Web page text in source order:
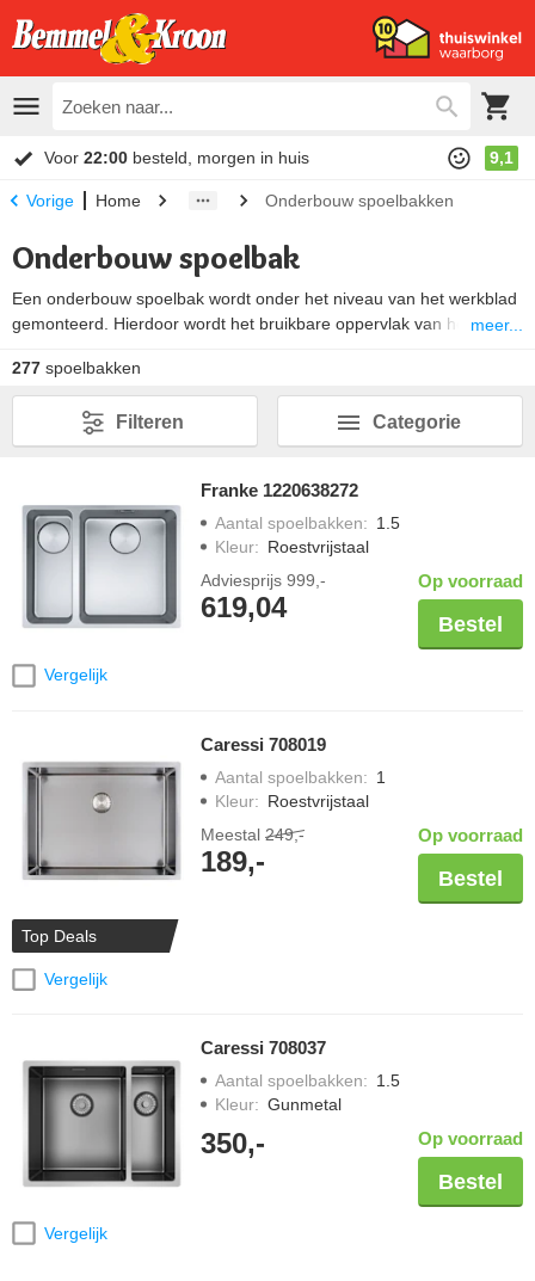
Voor 22:00 besteld, morgen in huis 9,1
Vorige Home Onderbouw spoelbakken
Onderbouw spoelbak
Een onderbouw spoelbak wordt onder het niveau van het werkblad
gemonteerd. Hierdoor wordt het bruikbare oppervlak van het
gemaakt wordt de spoelbak onder de uitsparing vastgelijmd. Dat
maakt dat het werkblad gemakkelijk schoon te maken is.
Onderbouw spoelbakken worden vooral toegepast bij granieten,
hout en volkunststof werkbladen.
meer...
277 spoelbakken
Categorie
Filteren
Vergelijk
Franke 1220638272
Aantal spoelbakken: 1.5
Kleur: Roestvrijstaal
Adviesprijs 999,-
619,04
Op voorraad
Bestel
Top Deals
Vergelijk
Caressi 708019
Aantal spoelbakken: 1
Kleur: Roestvrijstaal
Meestal 249,-
189,-
Op voorraad
Bestel
Vergelijk
Caressi 708037
Aantal spoelbakken: 1.5
Kleur: Gunmetal
350,- Op voorraad
Bestel